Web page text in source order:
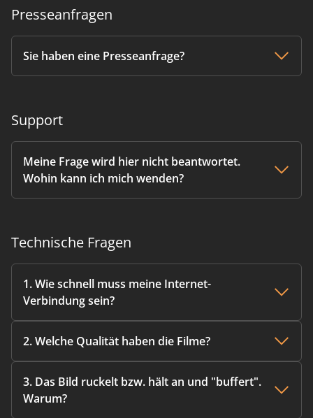
Presseanfragen
Sie haben eine Presseanfrage?
Support
Meine Frage wird hier nicht beantwortet.
Wohin kann ich mich wenden?
Technische Fragen
1. Wie schnell muss meine Internet-
Verbindung sein?
2. Welche Qualität haben die Filme?
3. Das Bild ruckelt bzw. hält an und "buffert".
Warum?